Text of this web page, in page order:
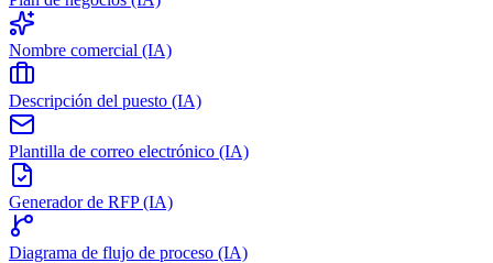
Nombre comercial (IA)
Descripción del puesto (IA)
Plantilla de correo electrónico (IA)
Generador de RFP (IA)
Diagrama de flujo de proceso (IA)